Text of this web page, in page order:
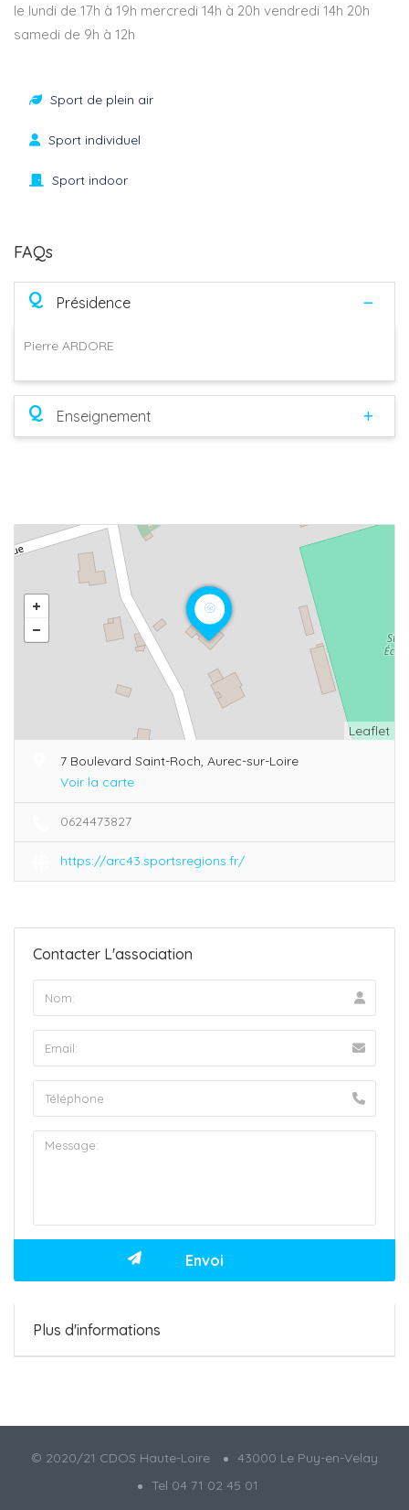
le lundi de 17h à 19h mercredi 14h à 20h vendredi 14h 20h
samedi de 9h à 12h
Sport de plein air
Sport individuel
Sport indoor
FAQs
Q Présidence
Pierre ARDORE
Q Enseignement
Leaflet
7 Boulevard Saint-Roch, Aurec-sur-Loire
Voir la carte
0624473827
https://arc43.sportsregions.fr/
Contacter L'association
Plus d'informations
© 2020/21 CDOS Haute-Loire
43000 Le Puy-en-Velay
Tel 04 71 02 45 01